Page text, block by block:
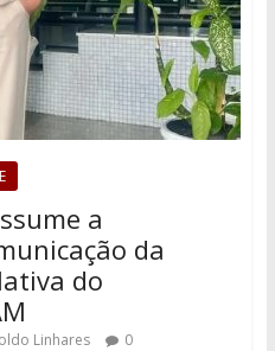
a
da
do
Linhares 0